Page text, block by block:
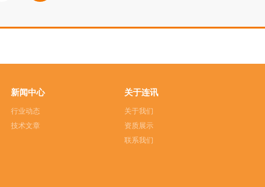
新闻中心
行业动态
技术文章
关于连讯
关于我们
资质展示
联系我们